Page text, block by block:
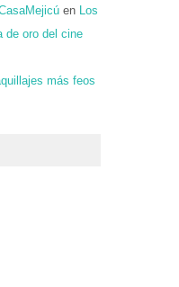
en Los
de oro del cine
más feos